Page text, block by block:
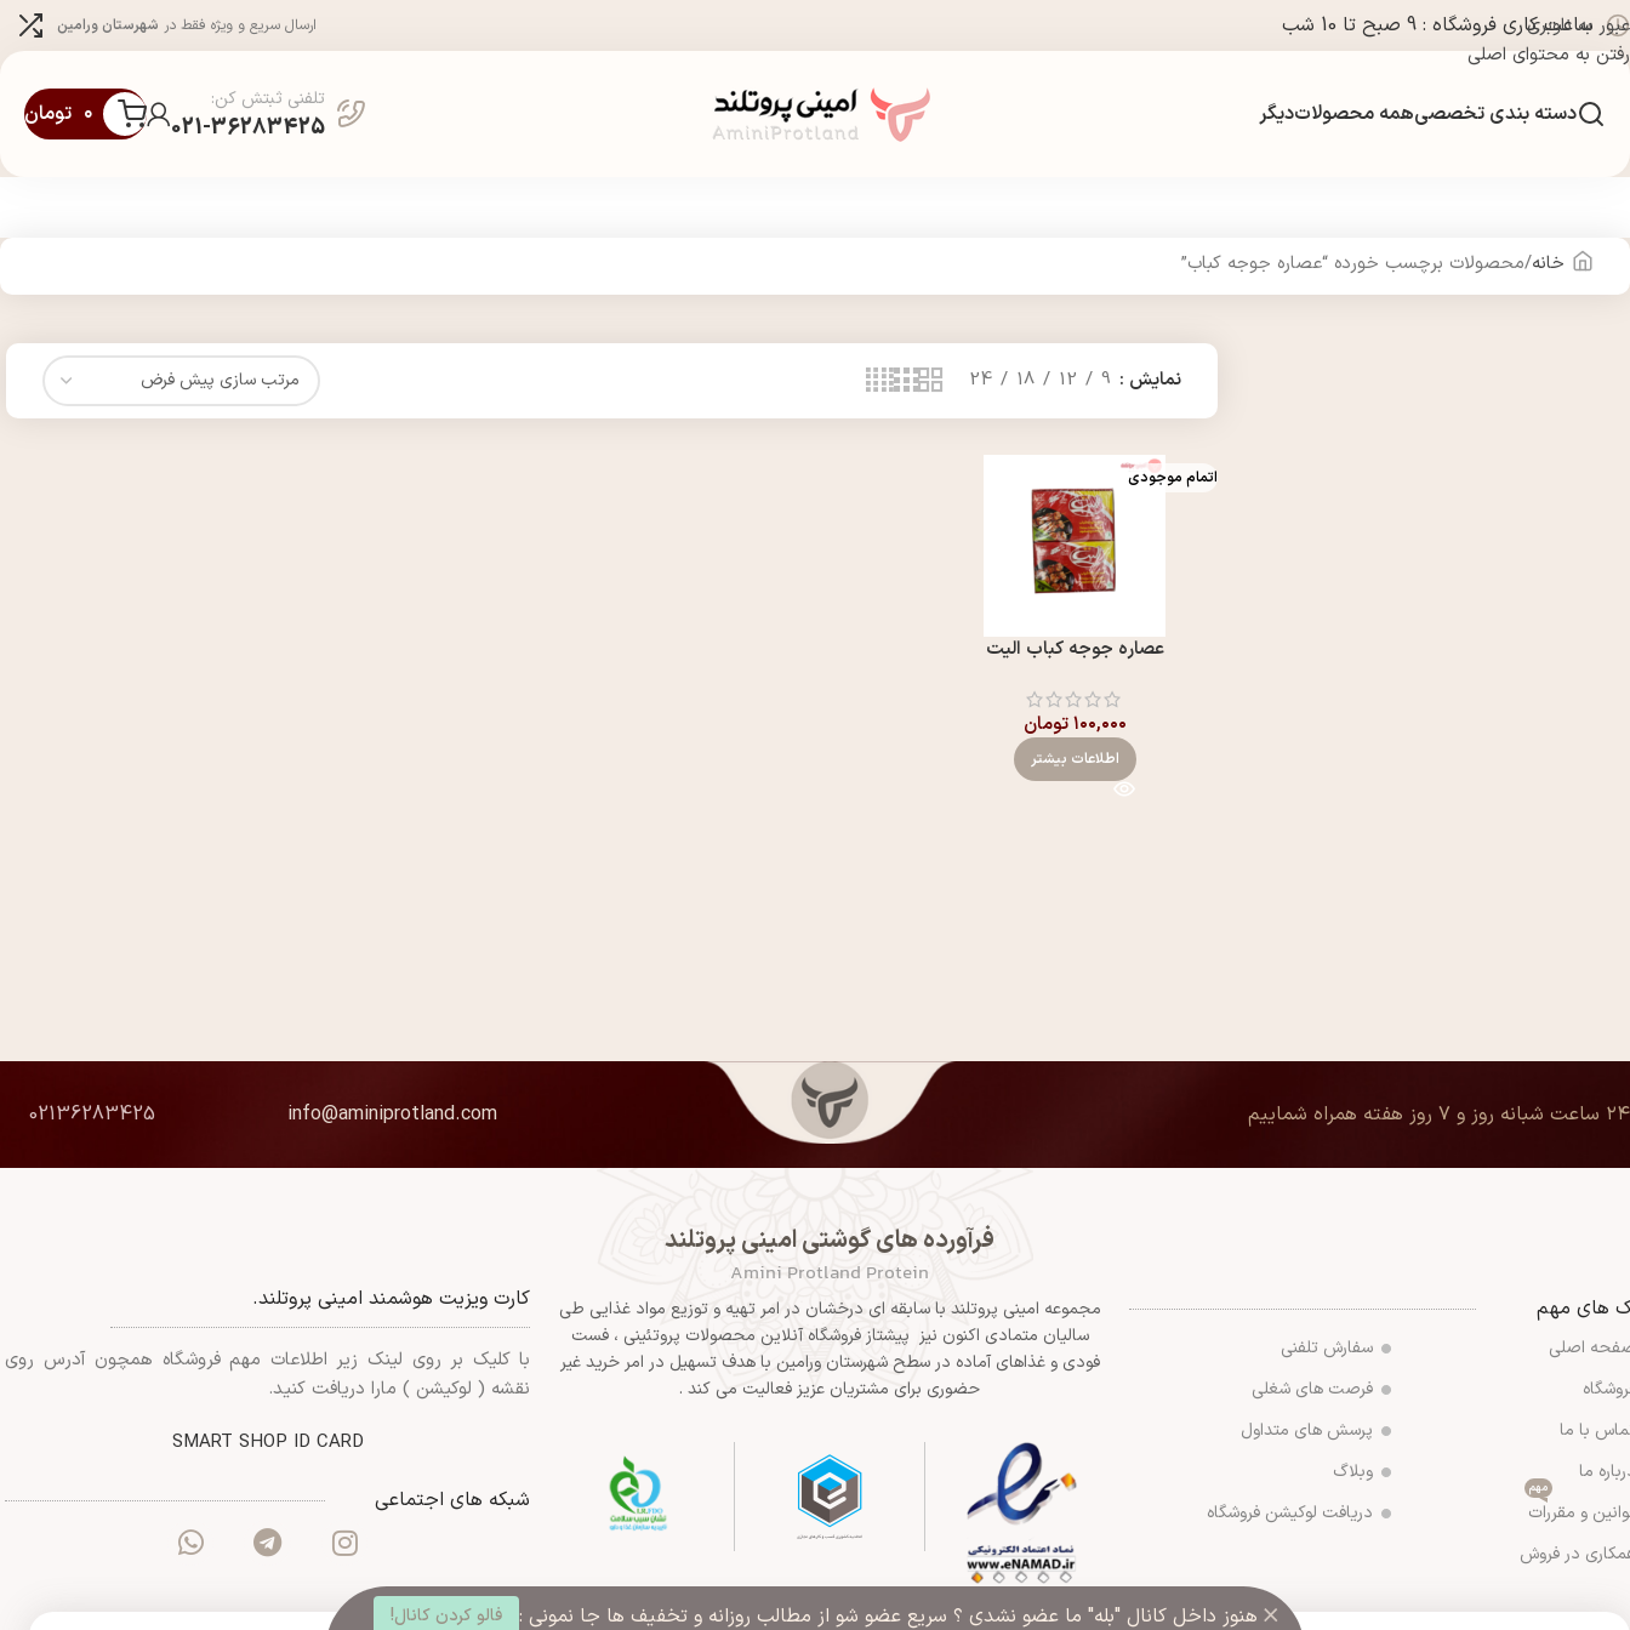
عبور به ناوبری
رفتن به محتوای اصلی
ساعت کاری فروشگاه : 9 صبح تا 10 شب ارسال سریع و ویژه فقط در شهرستان ورامین
دسته بندی تخصصیهمه محصولاتدیگر
تلفنی ثبتش کن:
021-36283425 ۰ تومان
خانه محصولات برچسب خورده “عصاره جوجه کباب”
نمایش 9
12
18
24
اتمام موجودی
عصاره جوجه کباب الیت
۱۰۰,۰۰۰تومان
اطلاعات بیشتر
۲۴ ساعت شبانه روز و ۷ روز هفته همراه شماییم info@aminiprotland.com
02136283425
های مهم
اصلی
با ما
ما
و مقررات
مهم
در فروش
سفارش تلفنی
فرصت های شغلی
پرسش های متداول
وبلاگ
دریافت لوکیشن فروشگاه
فرآورده های گوشتی امینی پروتلند
Amini Protland Protein
مجموعه امینی پروتلند با سابقه ای درخشان در امر تهیه و توزیع مواد غذایی طی
سالیان متمادی اکنون نیز پیشتاز فروشگاه آنلاین محصولات پروتئینی ، فست
فودی و غذاهای آماده در سطح شهرستان ورامین با هدف تسهیل در امر خرید غیر
حضوری برای مشتریان عزیز فعالیت می کند .
کارت ویزیت هوشمند امینی پروتلند.
با کلیک بر روی لینک زیر اطلاعات مهم فروشگاه همچون آدرس روی
نقشه ( لوکیشن ) مارا دریافت کنید.
SMART SHOP ID CARD
شبکه های اجتماعی
هنوز داخل کانال "بله" ما عضو نشدی ؟ سریع عضو شو از مطالب روزانه و تخفیف ها جا نمونی : فالو کردن کانال! ×